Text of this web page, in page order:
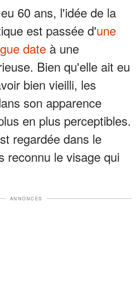
60 ans, l'idée de la
est passée d'une
date à une
Bien qu'elle ait eu
bien vieilli, les
son apparence
en plus perceptibles.
regardée dans le
reconnu le visage qui
ANNONCES